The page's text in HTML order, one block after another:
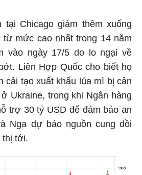
Chicago giảm thêm xuống
mức cao nhất trong 14 năm
vào ngày 17/5 do lo ngại về
Liên Hợp Quốc cho biết họ
cải tạo xuất khẩu lúa mì bị cản
Ukraine, trong khi Ngân hàng
trợ 30 tỷ USD để đảm bảo an
Nga dự báo nguồn cung dồi
tới.